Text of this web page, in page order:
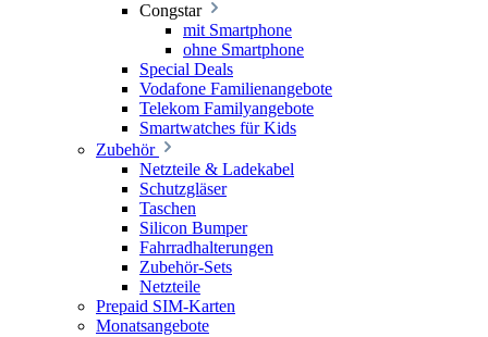
Congstar
mit Smartphone
ohne Smartphone
Special Deals
Vodafone Familienangebote
Telekom Familyangebote
Smartwatches für Kids
Zubehör
Netzteile & Ladekabel
Schutzgläser
Taschen
Silicon Bumper
Fahrradhalterungen
Zubehör-Sets
Netzteile
Prepaid SIM-Karten
Monatsangebote